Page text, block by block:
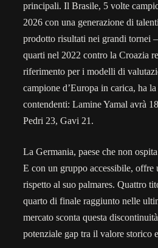
principali. Il Brasile, 5 volte
2026 con una generazione di
prodotto risultati nei grandi tornei
quarti nel 2022 contro la Croazia
riferimento per i modelli di
campione d’Europa in carica, ha
contendenti: Lamine Yamal avrà
Pedri 23, Gavi 21.
La Germania, paese che non
E con un gruppo accessibile, offre
rispetto al suo palmares. Quattro
quarto di finale raggiunto nelle
mercato sconta questa
potenziale gap tra il valore storico